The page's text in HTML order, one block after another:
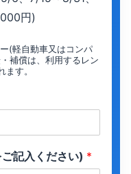
円)
(軽自動車又はコンパ
補償は、利用するレン
す。
記入ください) *